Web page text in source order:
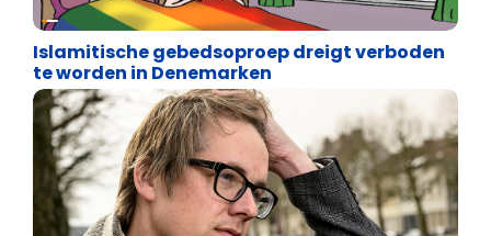
Uncategorized
Islamitische gebedsoproep dreigt verboden
te worden in Denemarken